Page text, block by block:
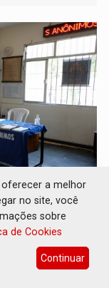
destaca
na
sobre o
a melhor
no site, você
sobre
de Cookies
Continuar